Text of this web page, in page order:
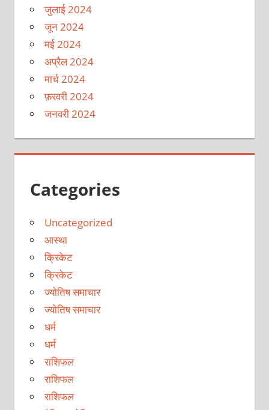
जुलाई 2024
जून 2024
मई 2024
अप्रैल 2024
मार्च 2024
फ़रवरी 2024
जनवरी 2024
Categories
Uncategorized
आस्था
क्रिकेट
क्रिकेट
ज्योतिष समाचार
ज्योतिष समाचार
धर्म
धर्म
राशिफल
राशिफल
राशिफल